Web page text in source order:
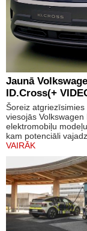
Jaunā
ID.Cross(+
Šoreiz
viesojās
elektromobiļu
kam potenciāli
VAIRĀK